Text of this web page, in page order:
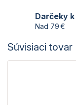
Darčeky
Nad 79 €
Súvisiaci tovar